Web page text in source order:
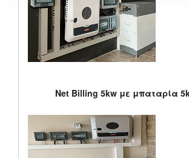
Net Billing 5kw με μπαταρία